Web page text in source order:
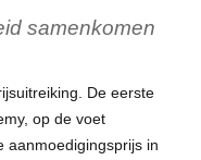
samenkomen
De eerste
op de voet
aanmoedigingsprijs in